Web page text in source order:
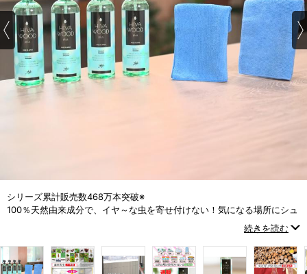
シリーズ累計販売数468万本突破※
100％天然由来成分で、イヤ～な虫を寄せ付けない！気になる場所にシュ
続きを読む